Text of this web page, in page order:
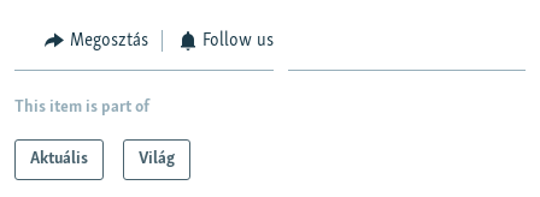
720p 1080p
Megosztás Follow us
This item is part of
Aktuális Világ